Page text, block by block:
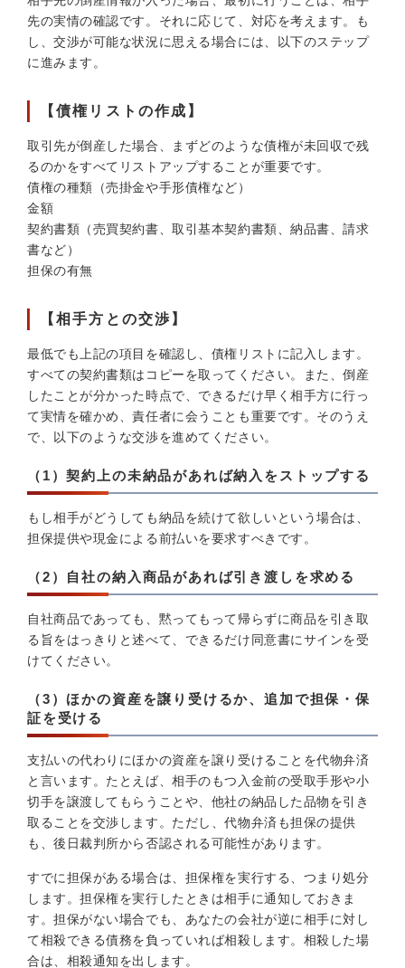
先の実情の確認です。それに応じて、対応を考えます。も
し、交渉が可能な状況に思える場合には、以下のステップ
に進みます。
【債権リストの作成】
取引先が倒産した場合、まずどのような債権が未回収で残
るのかをすべてリストアップすることが重要です。
債権の種類（売掛金や手形債権など）
金額
契約書類（売買契約書、取引基本契約書類、納品書、請求
書など）
担保の有無
【相手方との交渉】
最低でも上記の項目を確認し、債権リストに記入します。
すべての契約書類はコピーを取ってください。また、倒産
したことが分かった時点で、できるだけ早く相手方に行っ
て実情を確かめ、責任者に会うことも重要です。そのうえ
で、以下のような交渉を進めてください。
（1）契約上の未納品があれば納入をストップする
もし相手がどうしても納品を続けて欲しいという場合は、
担保提供や現金による前払いを要求すべきです。
（2）自社の納入商品があれば引き渡しを求める
自社商品であっても、黙ってもって帰らずに商品を引き取
る旨をはっきりと述べて、できるだけ同意書にサインを受
けてください。
（3）ほかの資産を譲り受けるか、追加で担保・保
証を受ける
支払いの代わりにほかの資産を譲り受けることを代物弁済
と言います。たとえば、相手のもつ入金前の受取手形や小
切手を譲渡してもらうことや、他社の納品した品物を引き
取ることを交渉します。ただし、代物弁済も担保の提供
も、後日裁判所から否認される可能性があります。
すでに担保がある場合は、担保権を実行する、つまり処分
します。担保権を実行したときは相手に通知しておきま
す。担保がない場合でも、あなたの会社が逆に相手に対し
て相殺できる債務を負っていれば相殺します。相殺した場
合は、相殺通知を出します。